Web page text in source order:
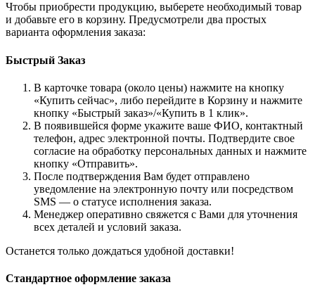
Чтобы приобрести продукцию, выберете необходимый товар
и добавьте его в корзину. Предусмотрели два простых
варианта оформления заказа:
Быстрый Заказ
В карточке товара (около цены) нажмите на кнопку
«Купить сейчас», либо перейдите в Корзину и нажмите
кнопку «Быстрый заказ»/«Купить в 1 клик».
В появившейся форме укажите ваше ФИО, контактный
телефон, адрес электронной почты. Подтвердите свое
согласие на обработку персональных данных и нажмите
кнопку «Отправить».
После подтверждения Вам будет отправлено
уведомление на электронную почту или посредством
SMS — о статусе исполнения заказа.
Менеджер оперативно свяжется с Вами для уточнения
всех деталей и условий заказа.
Останется только дождаться удобной доставки!
Стандартное оформление заказа